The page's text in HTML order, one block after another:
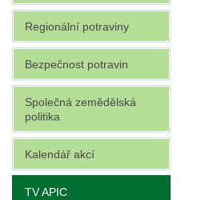
Regionální potraviny
Bezpečnost potravin
Společná zemědělská
politika
Kalendář akcí
TV APIC